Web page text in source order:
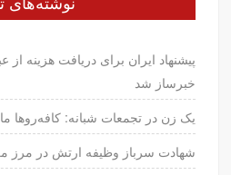
پیشنهاد ایران برای دریافت هزینه از
خبرساز شد
یک زن در تجمعات شبانه: کافه‌روها
شهادت سرباز وظیفه ارتش در مرز